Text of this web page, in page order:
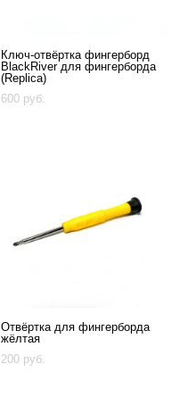
Ключ-отвёртка фингерборд
BlackRiver для фингерборда
(Replica)
600 pуб.
Отвёртка для фингерборда
жёлтая
200 pуб.